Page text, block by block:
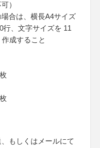
）
合は、横長A4サイズ
行、文字サイズを 11
成すること
もしくはメールにて